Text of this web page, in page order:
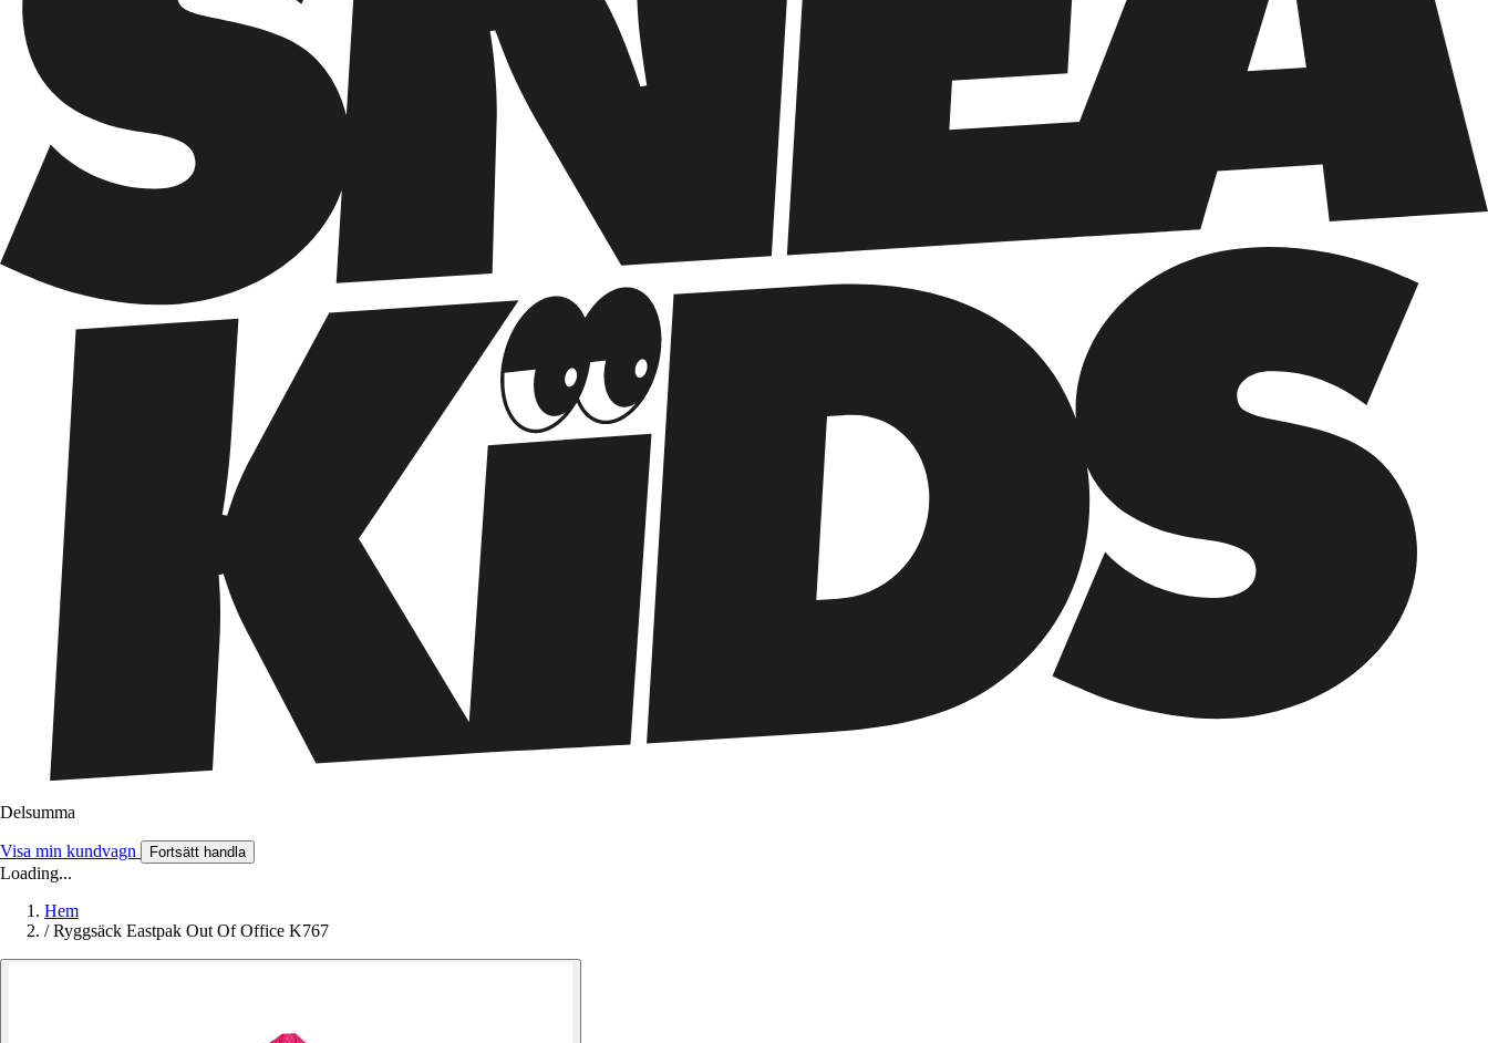
Delsumma
Visa min kundvagn Fortsätt handla
Loading...
Hem
/ Ryggsäck Eastpak Out Of Office K767